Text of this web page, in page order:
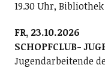
19.30 Uhr,
FR, 23.10.2026
SCHOPFCLUB-
Jugendarbeitende